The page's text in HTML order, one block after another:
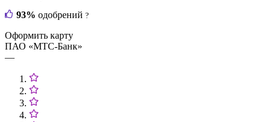
93% одобрений ?
Оформить карту
ПАО «МТС-Банк»
—